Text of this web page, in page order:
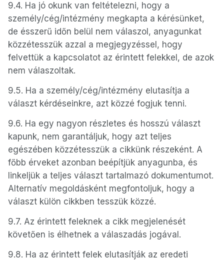
9.4. Ha jó okunk van feltételezni, hogy a
személy/cég/intézmény megkapta a kérésünket,
de ésszerű időn belül nem válaszol, anyagunkat
közzétesszük azzal a megjegyzéssel, hogy
felvettük a kapcsolatot az érintett felekkel, de azok
nem válaszoltak.
9.5. Ha a személy/cég/intézmény elutasítja a
választ kérdéseinkre, azt közzé fogjuk tenni.
9.6. Ha egy nagyon részletes és hosszú választ
kapunk, nem garantáljuk, hogy azt teljes
egészében közzétesszük a cikkünk részeként. A
főbb érveket azonban beépítjük anyagunba, és
linkeljük a teljes választ tartalmazó dokumentumot.
Alternatív megoldásként megfontoljuk, hogy a
választ külön cikkben tesszük közzé.
9.7. Az érintett feleknek a cikk megjelenését
követően is élhetnek a válaszadás jogával.
9.8. Ha az érintett felek elutasítják az eredeti